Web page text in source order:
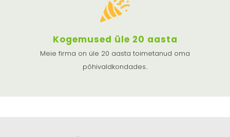
Kogemused üle 20 aasta
Meie firma on üle 20 aasta toimetanud oma
põhivaldkondades..